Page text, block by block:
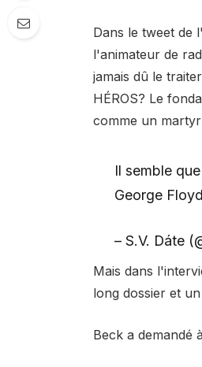
Dans le tweet de
l'animateur de
jamais dû le
HÉROS? Le
comme un
Il semble
George
– S.V. Dáte
Mais dans
long dossier et
Beck a demandé